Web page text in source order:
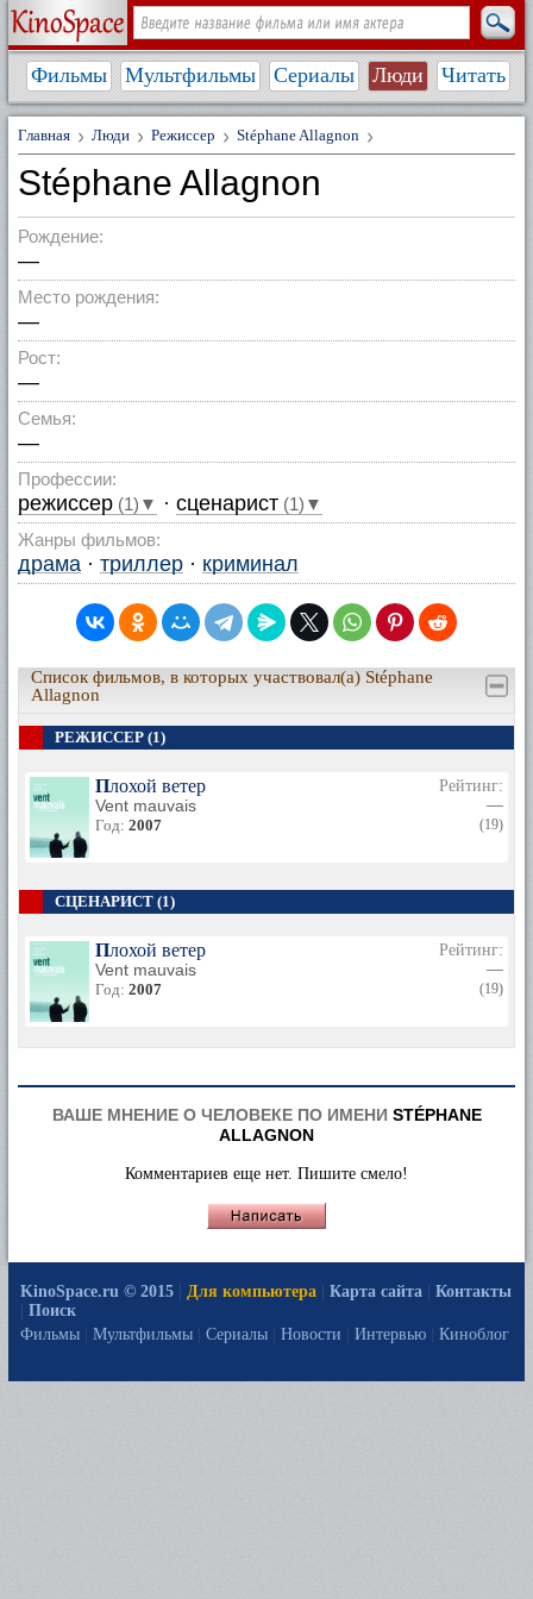
Фильмы Мультфильмы Сериалы Люди Читать
Главная Люди Режиссер Stéphane Allagnon
Stéphane Allagnon
Рождение:
—
Место рождения:
—
Рост:
—
Семья:
—
Профессии:
режиссер (1)▼ · сценарист (1)▼
Жанры фильмов:
драма · триллер · криминал
Список фильмов, в которых участвовал(а) Stéphane
Allagnon
РЕЖИССЕР (1)
Плохой ветер
Vent mauvais
Год: 2007
Рейтинг:
—
(19)
СЦЕНАРИСТ (1)
Плохой ветер
Vent mauvais
Год: 2007
Рейтинг:
—
(19)
ВАШЕ МНЕНИЕ О ЧЕЛОВЕКЕ ПО ИМЕНИ STÉPHANE
ALLAGNON
Комментариев еще нет. Пишите смело!
KinoSpace.ru © 2015 Для компьютера Карта сайта
Контакты
Поиск
Фильмы
Мультфильмы Сериалы Новости Интервью Киноблог